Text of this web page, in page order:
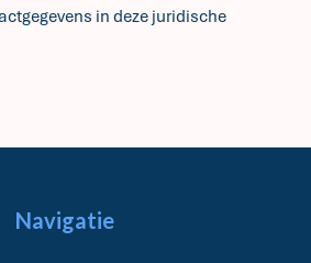
in deze juridische
Navigatie